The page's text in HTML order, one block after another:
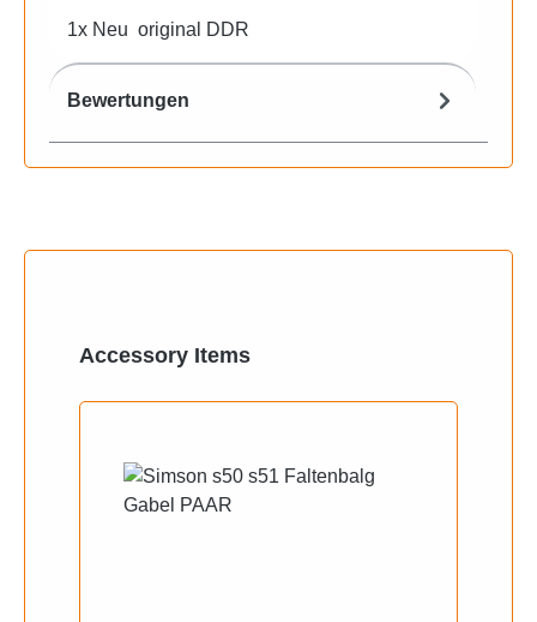
1x Neu original DDR
Bewertungen
Produktgalerie überspringen
Accessory Items